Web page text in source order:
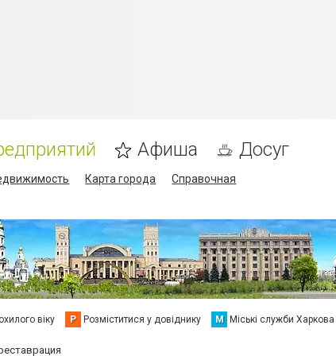
Афиша Досуг
Карта города
Справочная
віку Р Розміститися у довіднику М Міські служби Харкова